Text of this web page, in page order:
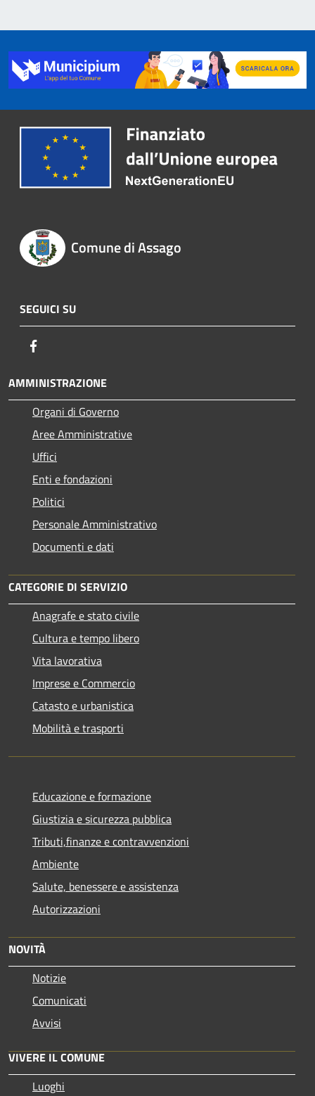
Comune di Assago
SEGUICI SU
AMMINISTRAZIONE
Organi di Governo
Aree Amministrative
Uffici
Enti e fondazioni
Politici
Personale Amministrativo
Documenti e dati
CATEGORIE DI SERVIZIO
Anagrafe e stato civile
Cultura e tempo libero
Vita lavorativa
Imprese e Commercio
Catasto e urbanistica
Mobilità e trasporti
Educazione e formazione
Giustizia e sicurezza pubblica
Tributi,finanze e contravvenzioni
Ambiente
Salute, benessere e assistenza
Autorizzazioni
NOVITÀ
Notizie
Comunicati
Avvisi
VIVERE IL COMUNE
Luoghi